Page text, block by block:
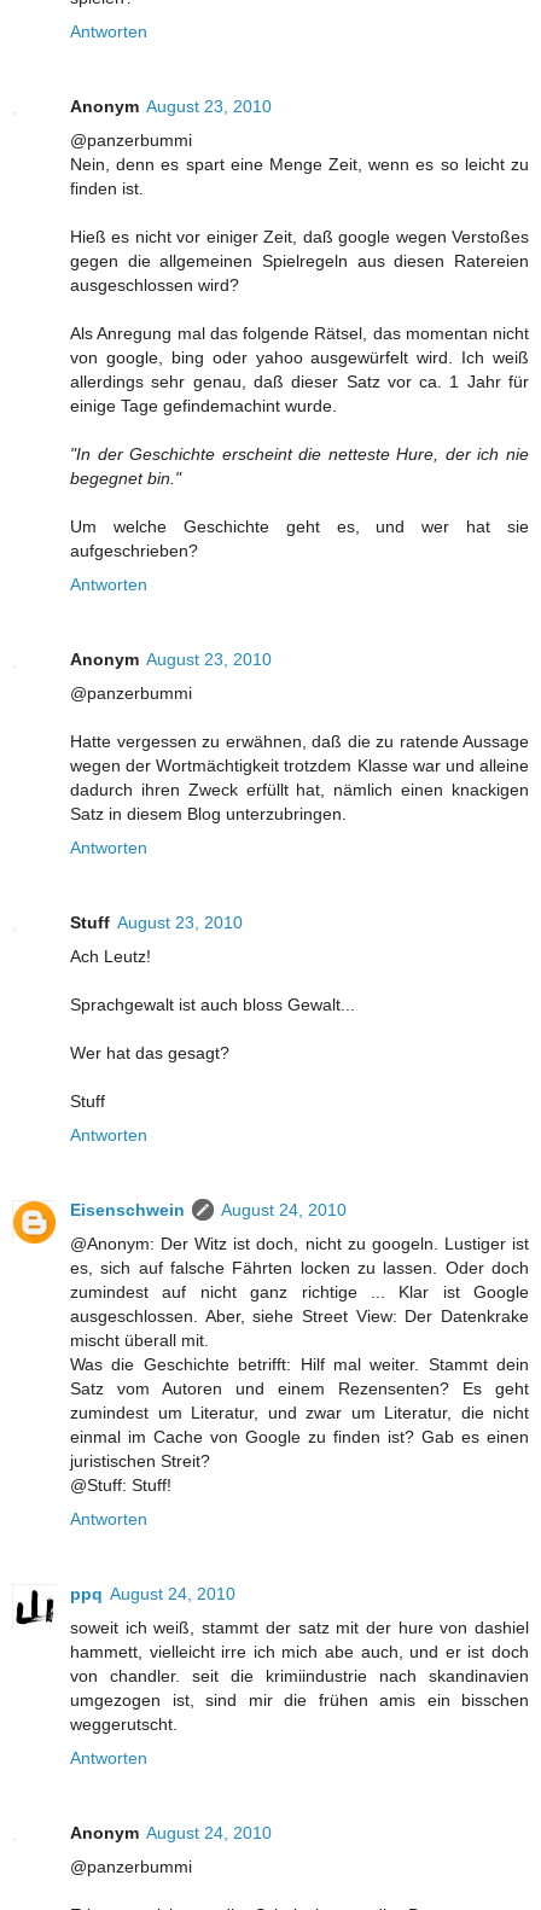
Antworten
Anonym August 23, 2010
@panzerbummi
Nein, denn es spart eine Menge Zeit, wenn es so leicht zu
finden ist.
Hieß es nicht vor einiger Zeit, daß google wegen Verstoßes
gegen die allgemeinen Spielregeln aus diesen Ratereien
ausgeschlossen wird?
Als Anregung mal das folgende Rätsel, das momentan nicht
von google, bing oder yahoo ausgewürfelt wird. Ich weiß
allerdings sehr genau, daß dieser Satz vor ca. 1 Jahr für
einige Tage gefindemachint wurde.
"In der Geschichte erscheint die netteste Hure, der ich nie
begegnet bin."
Um welche Geschichte geht es, und wer hat sie
aufgeschrieben?
Antworten
Anonym August 23, 2010
@panzerbummi
Hatte vergessen zu erwähnen, daß die zu ratende Aussage
wegen der Wortmächtigkeit trotzdem Klasse war und alleine
dadurch ihren Zweck erfüllt hat, nämlich einen knackigen
Satz in diesem Blog unterzubringen.
Antworten
Stuff August 23, 2010
Ach Leutz!
Sprachgewalt ist auch bloss Gewalt...
Wer hat das gesagt?
Stuff
Antworten
Eisenschwein
August 24, 2010
@Anonym: Der Witz ist doch, nicht zu googeln. Lustiger ist
es, sich auf falsche Fährten locken zu lassen. Oder doch
zumindest auf nicht ganz richtige ... Klar ist Google
ausgeschlossen. Aber, siehe Street View: Der Datenkrake
mischt überall mit.
Was die Geschichte betrifft: Hilf mal weiter. Stammt dein
Satz vom Autoren und einem Rezensenten? Es geht
zumindest um Literatur, und zwar um Literatur, die nicht
einmal im Cache von Google zu finden ist? Gab es einen
juristischen Streit?
@Stuff: Stuff!
Antworten
ppq August 24, 2010
soweit ich weiß, stammt der satz mit der hure von dashiel
hammett, vielleicht irre ich mich abe auch, und er ist doch
von chandler. seit die krimiindustrie nach skandinavien
umgezogen ist, sind mir die frühen amis ein bisschen
weggerutscht.
Antworten
Anonym August 24, 2010
@panzerbummi